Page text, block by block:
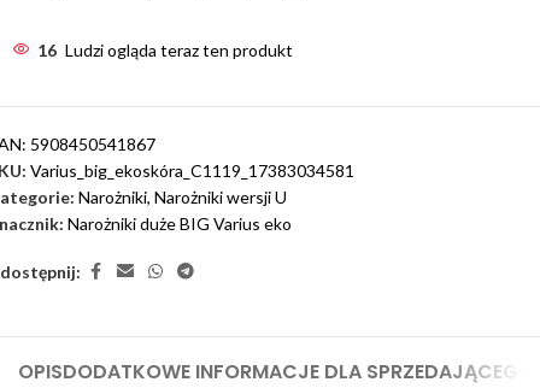
16 Ludzi ogląda teraz ten produkt
5908450541867
Varius_big_ekoskóra_C1119_17383034581
Narożniki, Narożniki wersji U
Narożniki duże BIG Varius eko
OPISDODATKOWE INFORMACJE DLA SPRZEDAJĄCEGO